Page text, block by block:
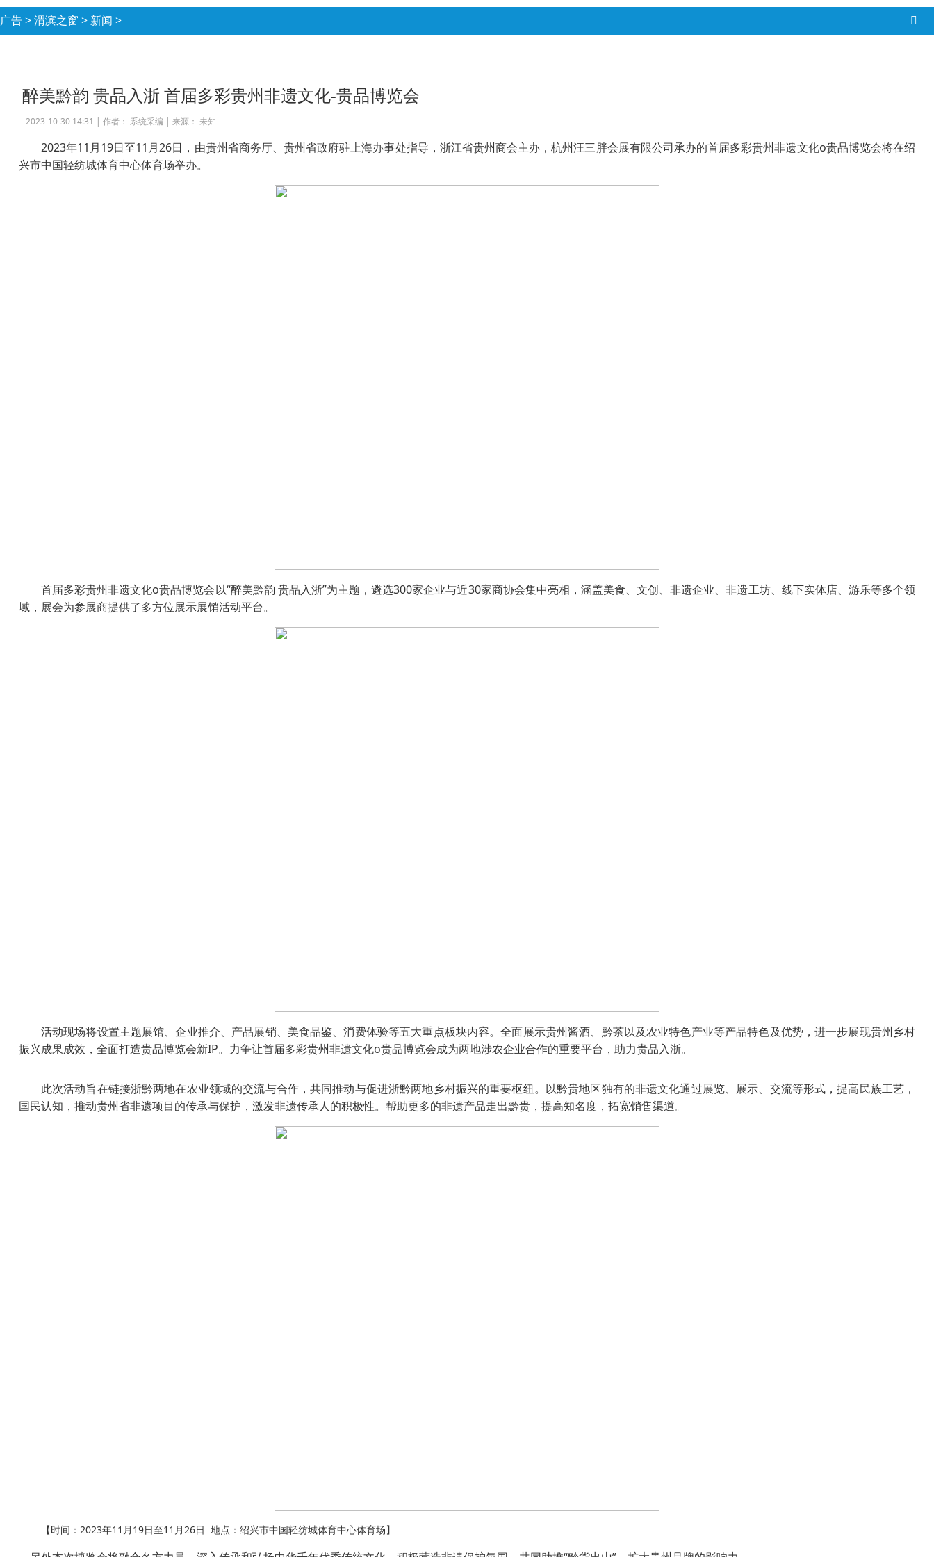
广告>渭滨之窗 > 新闻 >
醉美黔韵 贵品入浙 首届多彩贵州非遗文化-贵品博览会
2023-10-30 14:31 | 作者： 系统采编 | 来源： 未知
2023年11月19日至11月26日，由贵州省商务厅、贵州省政府驻上海办事处指导，浙江省贵州商会主办，杭州汪三胖会展有限公司承办的首届多彩贵州非遗文化o贵品博览会将在绍
兴市中国轻纺城体育中心体育场举办。
首届多彩贵州非遗文化o贵品博览会以“醉美黔韵 贵品入浙”为主题，遴选300家企业与近30家商协会集中亮相，涵盖美食、文创、非遗企业、非遗工坊、线下实体店、游乐等多个领
域，展会为参展商提供了多方位展示展销活动平台。
活动现场将设置主题展馆、企业推介、产品展销、美食品鉴、消费体验等五大重点板块内容。全面展示贵州酱酒、黔茶以及农业特色产业等产品特色及优势，进一步展现贵州乡村
振兴成果成效，全面打造贵品博览会新IP。力争让首届多彩贵州非遗文化o贵品博览会成为两地涉农企业合作的重要平台，助力贵品入浙。
此次活动旨在链接浙黔两地在农业领域的交流与合作，共同推动与促进浙黔两地乡村振兴的重要枢纽。以黔贵地区独有的非遗文化通过展览、展示、交流等形式，提高民族工艺，
国民认知，推动贵州省非遗项目的传承与保护，激发非遗传承人的积极性。帮助更多的非遗产品走出黔贵，提高知名度，拓宽销售渠道。
【时间：2023年11月19日至11月26日 地点：绍兴市中国轻纺城体育中心体育场】